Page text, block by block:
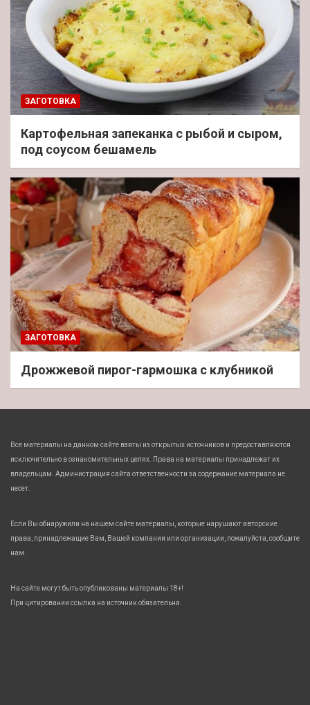
ЗАГОТОВКА
Картофельная запеканка с рыбой и сыром,
под соусом бешамель
ЗАГОТОВКА
Дрожжевой пирог-гармошка с клубникой
Все материалы на данном сайте взяты из открытых источников и предоставляются
исключительно в ознакомительных целях. Права на материалы принадлежат их
владельцам. Администрация сайта ответственности за содержание материала не
несет.
Если Вы обнаружили на нашем сайте материалы, которые нарушают авторские
права, принадлежащие Вам, Вашей компании или организации, пожалуйста, сообщите
нам.
На сайте могут быть опубликованы материалы 18+!
При цитировании ссылка на источник обязательна.